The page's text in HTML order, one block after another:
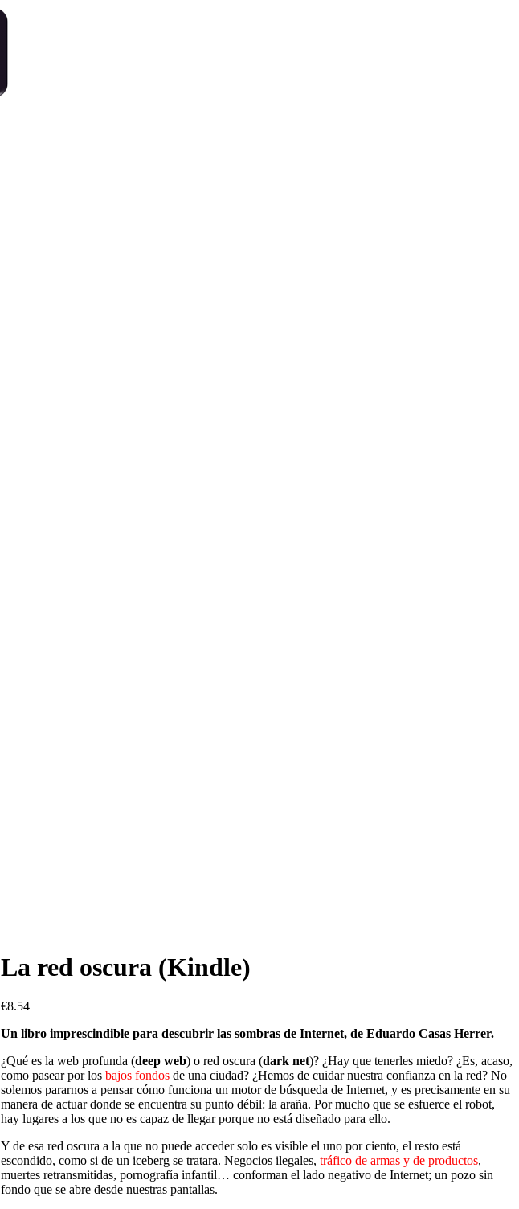
La red oscura (Kindle)
€8.54
Un libro imprescindible para descubrir las sombras de Internet, de Eduardo Casas Herrer.
¿Qué es la web profunda (deep web) o red oscura (dark net)? ¿Hay que tenerles miedo? ¿Es, acaso,
como pasear por los bajos fondosde una ciudad? ¿Hemos de cuidar nuestra confianza en la red? No
solemos pararnos a pensar cómo funciona un motor de búsqueda de Internet, y es precisamente en su
manera de actuar donde se encuentra su punto débil: la araña. Por mucho que se esfuerce el robot,
hay lugares a los que no es capaz de llegar porque no está diseñado para ello.
Y de esa red oscura a la que no puede acceder solo es visible el uno por ciento, el resto está
escondido, como si de un iceberg se tratara. Negocios ilegales, tráfico de armas y de productos,
muertes retransmitidas, pornografía infantil… conforman el lado negativo de Internet; un pozo sin
fondo que se abre desde nuestras pantallas.